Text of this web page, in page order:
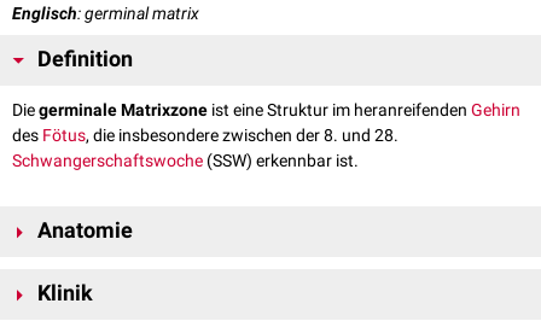
Englisch: germinal matrix
Definition
Diegerminale Matrixzone ist eine Struktur im heranreifenden Gehirn
des Fötus, die insbesondere zwischen der 8. und 28.
Schwangerschaftswoche (SSW) erkennbar ist.
Anatomie
Hirnparenchym. Es handelt sich um eine stark vaskularisierte
Klinik